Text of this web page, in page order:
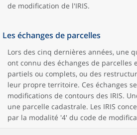
de modification de l'IRIS.
Les échanges de parcelles
Lors des cinq dernières années, une
ont connu des échanges de parcelles
partiels ou complets, ou des
leur propre territoire. Ces échanges
modifications de contours des IRIS.
une parcelle cadastrale. Les IRIS
par la modalité '4' du code de